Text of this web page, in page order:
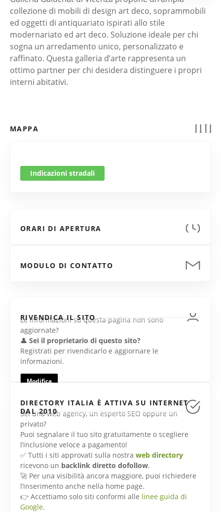
collezione di mobili di design art deco, soprammobili
ed oggetti di antiquariato ispirati allo stile
modernariato ed art deco. Soluzione ideale per chi
sogna un arredamento unico, personalizzato e
raffinato. Questa galleria d’arte rappresenta un
ottimo partner per chi desidera distinguere i propri
interni abitativi.
MAPPA
Indicazioni stradali
ORARI DI APERTURA
MODULO DI CONTATTO
RIVENDICA IL SITO
Le informazioni su questa pagina non sono
aggiornate?
👤 Sei il proprietario di questo sito?
Registrati per rivendicarlo e aggiornare le
informazioni.
Modifica
DIRECTORY ITALIA È ATTIVA SU INTERNET
DAL 2010
Sei una web agency, un esperto SEO oppure un
privato?
Puoi segnalare il tuo sito gratuitamente o scegliere
l’inclusione veloce a pagamento!
✅ Tutti i siti approvati sulla nostra web directory
ricevono un backlink diretto dofollow.
🚀 Per una visibilità ancora maggiore, puoi richiedere
l’inserimento anche nella home page.
👉 Accettiamo solo siti conformi alle linee guida di
Google.